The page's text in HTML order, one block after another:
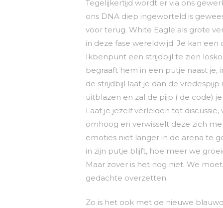
Tegelijkertijd wordt er via ons
ons DNA diep ingeworteld is
voor terug. White Eagle als grote
in deze fase wereldwijd. Je kan
Ikbenpunt een strijdbijl te zien
begraaft hem in een putje naast je,
de strijdbijl laat je dan de
uitblazen en zal de pijp ( de code)
Laat je jezelf verleiden tot
omhoog en verwisselt deze zich
emoties niet langer in de arena te
in zijn putje blijft, hoe meer we
Maar zover is het nog niet. We
gedachte overzetten.
Zo is het ook met de nieuwe